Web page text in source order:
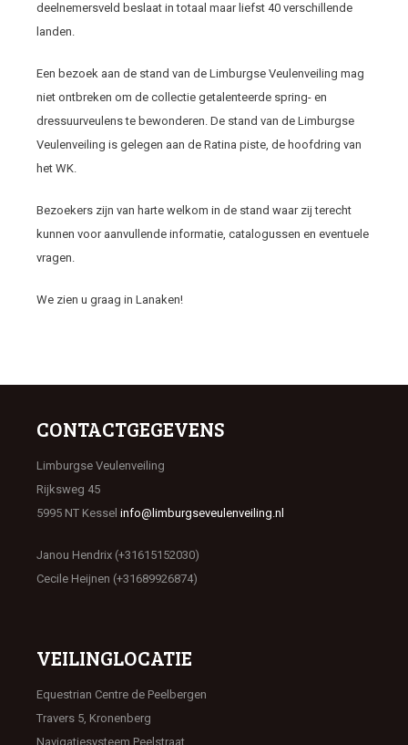
deelnemersveld beslaat in totaal maar liefst 40 verschillende
landen.
Een bezoek aan de stand van de Limburgse Veulenveiling mag
niet ontbreken om de collectie getalenteerde spring- en
dressuurveulens te bewonderen. De stand van de Limburgse
Veulenveiling is gelegen aan de Ratina piste, de hoofdring van
het WK.
Bezoekers zijn van harte welkom in de stand waar zij terecht
kunnen voor aanvullende informatie, catalogussen en eventuele
vragen.
We zien u graag in Lanaken!
CONTACTGEGEVENS
Limburgse Veulenveiling
Rijksweg 45
5995 NT Kessel info@limburgseveulenveiling.nl
Janou Hendrix (+31615152030)
Cecile Heijnen (+31689926874)
VEILINGLOCATIE
Equestrian Centre de Peelbergen
Travers 5, Kronenberg
Navigatiesysteem Peelstraat